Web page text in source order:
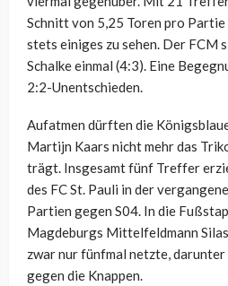
Schnitt von 5,25 Toren pro Partie
stets einiges zu sehen. Der FCM
Schalke einmal (4:3). Eine
2:2-Unentschieden.
Aufatmen dürften die
Martijn Kaars nicht mehr das
trägt. Insgesamt fünf Treffer
des FC St. Pauli in der
Partien gegen S04. In die
Magdeburgs Mittelfeldmann
zwar nur fünfmal netzte,
gegen die Knappen.